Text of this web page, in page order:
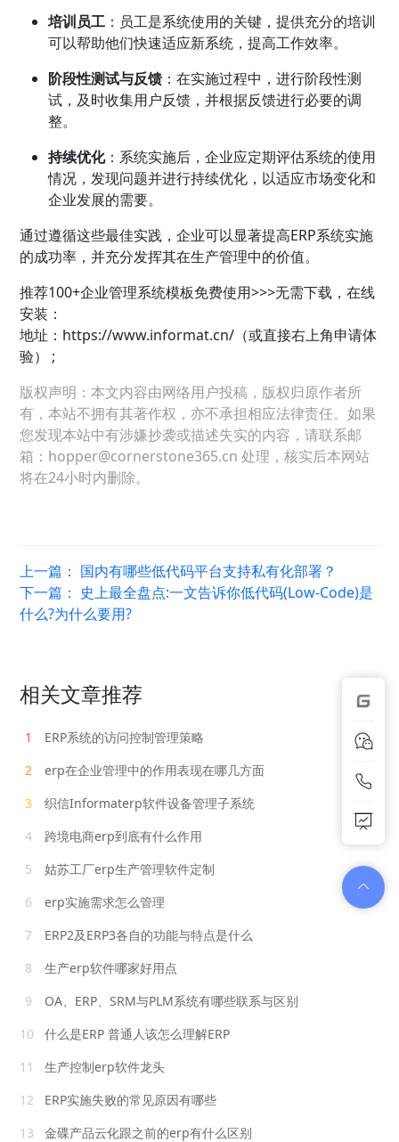
培训员工 ：员工是系统使用的关键，提供充分的培训
可以帮助他们快速适应新系统，提高工作效率。
阶段性测试与反馈 ：在实施过程中，进行阶段性测
试，及时收集用户反馈，并根据反馈进行必要的调
整。
持续优化：系统实施后，企业应定期评估系统的使用
情况，发现问题并进行持续优化，以适应市场变化和
企业发展的需要。
通过遵循这些最佳实践，企业可以显著提高ERP系统实施
的成功率，并充分发挥其在生产管理中的价值。
推荐100+企业管理系统模板免费使用>>>无需下载，在线
安装：
地址： https://www.informat.cn/（或直接右上角申请体
验） ;
版权声明：本文内容由网络用户投稿，版权归原作者所
有，本站不拥有其著作权，亦不承担相应法律责任。如果
您发现本站中有涉嫌抄袭或描述失实的内容，请联系邮
箱：hopper@cornerstone365.cn 处理，核实后本网站
将在24小时内删除。
上一篇： 国内有哪些低代码平台支持私有化部署？
下一篇： 史上最全盘点:一文告诉你低代码(Low-Code)是
什么?为什么要用?
相关文章推荐
1
ERP系统的访问控制管理策略
2
erp在企业管理中的作用表现在哪几方面
3
织信Informaterp软件设备管理子系统
4
跨境电商erp到底有什么作用
5
姑苏工厂erp生产管理软件定制
6
erp实施需求怎么管理
7
ERP2及ERP3各自的功能与特点是什么
8
生产erp软件哪家好用点
9
OA、ERP、SRM与PLM系统有哪些联系与区别
10
什么是ERP 普通人该怎么理解ERP
11
生产控制erp软件龙头
12
ERP实施失败的常见原因有哪些
13
金碟产品云化跟之前的erp有什么区别